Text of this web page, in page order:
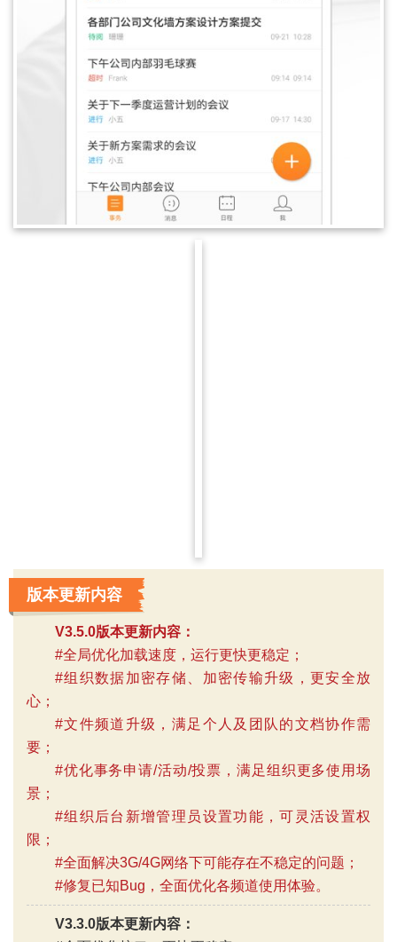
版本更新内容
V3.5.0版本更新内容：
#全局优化加载速度，运行更快更稳定；
#组织数据加密存储、加密传输升级，更安全放
心；
#文件频道升级，满足个人及团队的文档协作需
要；
#优化事务申请/活动/投票，满足组织更多使用场
景；
#组织后台新增管理员设置功能，可灵活设置权
限；
#全面解决3G/4G网络下可能存在不稳定的问题；
#修复已知Bug，全面优化各频道使用体验。
V3.3.0版本更新内容：